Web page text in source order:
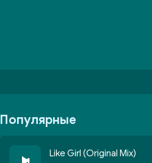
Популярные
Like Girl (Original Mix)